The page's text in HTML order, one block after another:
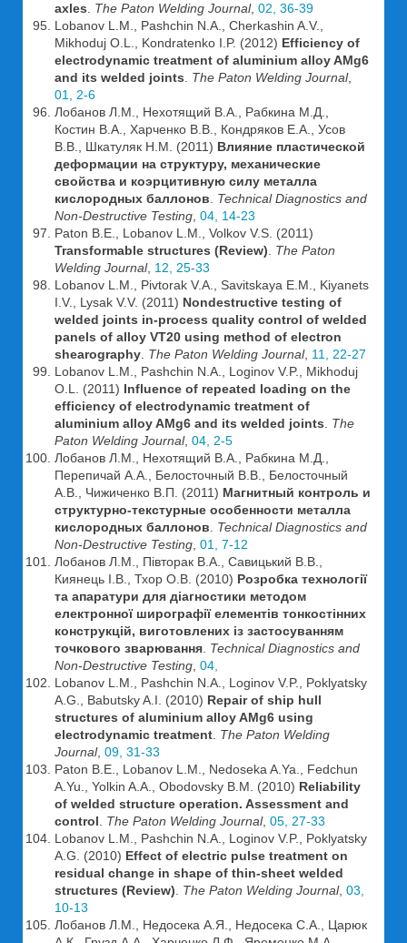
axles The Paton Welding Journal, 02, 36-39
Lobanov L.M., Pashchin N.A., Cherkashin A.V.,
Mikhoduj O.L., Kondratenko I.P. (2012) Efficiency of
electrodynamic treatment of aluminium alloy AMg6
and its welded joints
The Paton Welding Journal,
01, 2-6
Лобанов Л.М., Нехотящий В.А., Рабкина М.Д.,
Костин В.А., Харченко В.В., Кондряков Е.А., Усов
В.В., Шкатуляк Н.М. (2011) Влияние пластической
деформации на структуру, механические
свойства и коэрцитивную силу металла
кислородных баллонов
Technical Diagnostics and
Non-Destructive Testing 04, 14-23
Paton B.E., Lobanov L.M., Volkov V.S. (2011)
Transformable structures (Review)
The Paton
Welding Journal, 12, 25-33
Lobanov L.M., Pivtorak V.A., Savitskaya E.M., Kiyanets
I.V., Lysak V.V. (2011) Nondestructive testing of
welded joints in-process quality control of welded
panels of alloy VT20 using method of electron
shearography The Paton Welding Journal, 11, 22-27
Lobanov L.M., Pashchin N.A., Loginov V.P., Mikhoduj
O.L. (2011) Influence of repeated loading on the
efficiency of electrodynamic treatment of
aluminium alloy AMg6 and its welded joints
The
Paton Welding Journal, 04, 2-5
Лобанов Л.М., Нехотящий В.А., Рабкина М.Д.,
Перепичай А.А., Белосточный В.В., Белосточный
А.В., Чижиченко В.П. (2011) Магнитный контроль и
структурно-текстурные особенности металла
кислородных баллонов
Technical Diagnostics and
Non-Destructive Testing 01, 7-12
Лобанов Л.М., Півторак В.А., Савицький В.В.,
Киянець І.В., Тхор О.В. (2010) Розробка технології
та апаратури для діагностики методом
електронної ширографії елементів тонкостінних
конструкцій, виготовлених із застосуванням
точкового зварювання Technical Diagnostics and
Non-Destructive Testing 04,
Lobanov L.M., Pashchin N.A., Loginov V.P., Poklyatsky
A.G., Babutsky A.I. (2010) Repair of ship hull
structures of aluminium alloy AMg6 using
electrodynamic treatment The Paton Welding
Journal, 09, 31-33
Paton B.E., Lobanov L.M., Nedoseka A.Ya., Fedchun
A.Yu., Yolkin A.A., Obodovsky B.M. (2010) Reliability
of welded structure operation. Assessment and
control
The Paton Welding Journal, 05, 27-33
Lobanov L.M., Pashchin N.A., Loginov V.P., Poklyatsky
A.G. (2010) Effect of electric pulse treatment on
residual change in shape of thin-sheet welded
structures (Review)
The Paton Welding Journal, 03,
10-13
Лобанов Л.М., Недосека А.Я., Недосека С.А., Царюк